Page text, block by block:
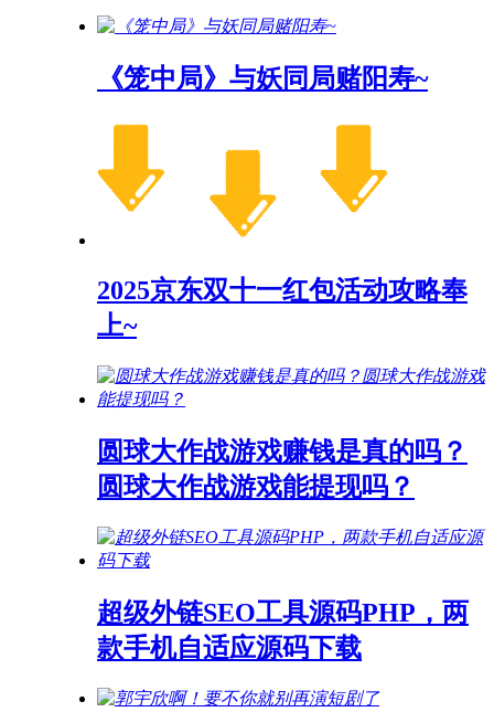
《笼中局》与妖同局赌阳寿~
2025京东双十一红包活动攻略奉
上~
圆球大作战游戏赚钱是真的吗？
圆球大作战游戏能提现吗？
超级外链SEO工具源码PHP，两
款手机自适应源码下载